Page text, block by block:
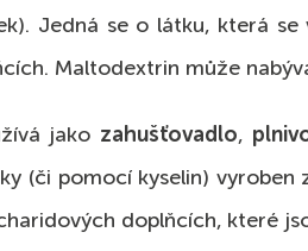
Jedná se o látku, která
Maltodextrin může
jako zahušťovadlo,
(či pomocí kyselin)
doplňcích, které